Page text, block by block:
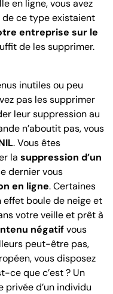
en ligne, vous avez
ce type existaient
entreprise sur le
de les supprimer.
inutiles ou peu
pas les supprimer
leur suppression au
n’aboutit pas, vous
. Vous êtes
la suppression d’un
dernier vous
en ligne. Certaines
boule de neige et
votre veille et prêt à
négatifvous
peut-être pas,
vous disposez
ce que c’est ? Un
d’un individu